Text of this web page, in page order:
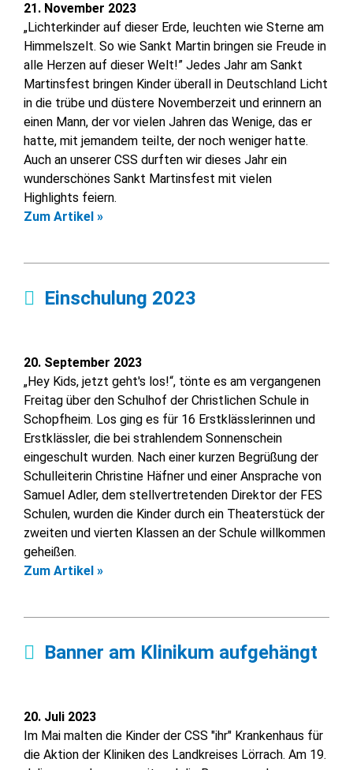
21. November 2023
„Lichterkinder auf dieser Erde, leuchten wie Sterne am
Himmelszelt. So wie Sankt Martin bringen sie Freude in
alle Herzen auf dieser Welt!” Jedes Jahr am Sankt
Martinsfest bringen Kinder überall in Deutschland Licht
in die trübe und düstere Novemberzeit und erinnern an
einen Mann, der vor vielen Jahren das Wenige, das er
hatte, mit jemandem teilte, der noch weniger hatte.
Auch an unserer CSS durften wir dieses Jahr ein
wunderschönes Sankt Martinsfest mit vielen
Highlights feiern.
Zum Artikel »
Einschulung 2023
20. September 2023
„Hey Kids, jetzt geht's los!“, tönte es am vergangenen
Freitag über den Schulhof der Christlichen Schule in
Schopfheim. Los ging es für 16 Erstklässlerinnen und
Erstklässler, die bei strahlendem Sonnenschein
eingeschult wurden. Nach einer kurzen Begrüßung der
Schulleiterin Christine Häfner und einer Ansprache von
Samuel Adler, dem stellvertretenden Direktor der FES
Schulen, wurden die Kinder durch ein Theaterstück der
zweiten und vierten Klassen an der Schule willkommen
geheißen.
Zum Artikel »
Banner am Klinikum aufgehängt
20. Juli 2023
Im Mai malten die Kinder der CSS "ihr" Krankenhaus für
die Aktion der Kliniken des Landkreises Lörrach. Am 19.